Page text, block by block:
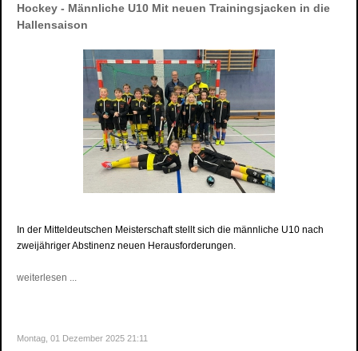
Hockey - Männliche U10 Mit neuen Trainingsjacken in die
Hallensaison
In der Mitteldeutschen Meisterschaft stellt sich die männliche U10 nach
zweijähriger Abstinenz neuen Herausforderungen.
weiterlesen ...
Montag, 01 Dezember 2025 21:11